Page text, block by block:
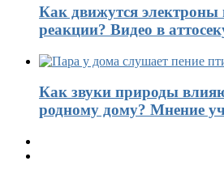
Как движутся электроны
реакции? Видео в
Как звуки природы
родному дому? Мнение